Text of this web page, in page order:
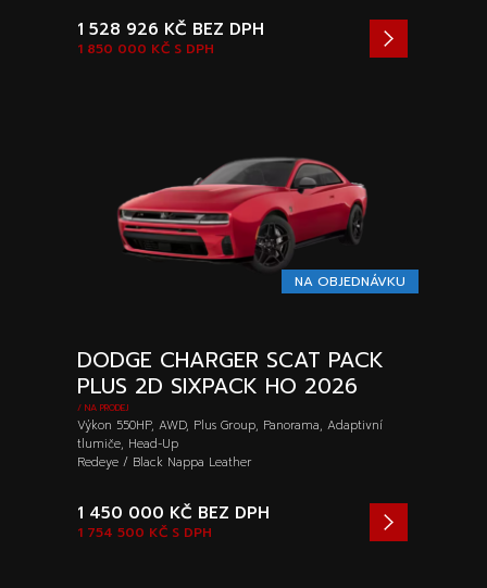
1 850 000 KČ S DPH
1 528 926 KČ BEZ DPH
NA OBJEDNÁVKU
DODGE CHARGER SCAT PACK
PLUS 2D SIXPACK HO 2026
/ NA PRODEJ
Výkon 550HP, AWD, Plus Group, Panorama, Adaptivní
tlumiče, Head-Up
Redeye / Black Nappa Leather
1 754 500 KČ S DPH
1 450 000 KČ BEZ DPH